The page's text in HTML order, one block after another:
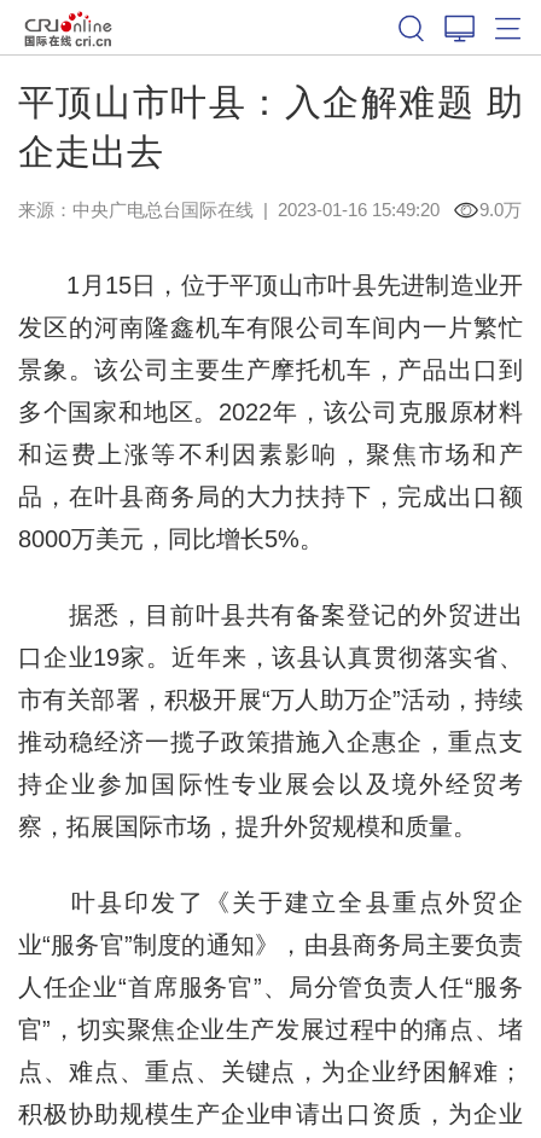
平顶山市叶县：入企解难题 助
企走出去
来源：中央广电总台国际在线| 2023-01-16 15:49:20 9.0万
1月15日，位于平顶山市叶县先进制造业开
发区的河南隆鑫机车有限公司车间内一片繁忙
景象。该公司主要生产摩托机车，产品出口到
多个国家和地区。2022年，该公司克服原材料
和运费上涨等不利因素影响，聚焦市场和产
品，在叶县商务局的大力扶持下，完成出口额
8000万美元，同比增长5%。
据悉，目前叶县共有备案登记的外贸进出
口企业19家。近年来，该县认真贯彻落实省、
市有关部署，积极开展“万人助万企”活动，持续
推动稳经济一揽子政策措施入企惠企，重点支
持企业参加国际性专业展会以及境外经贸考
察，拓展国际市场，提升外贸规模和质量。
叶县印发了《关于建立全县重点外贸企
业“服务官”制度的通知》，由县商务局主要负责
人任企业“首席服务官”、局分管负责人任“服务
官”，切实聚焦企业生产发展过程中的痛点、堵
点、难点、重点、关键点，为企业纾困解难；
积极协助规模生产企业申请出口资质，为企业